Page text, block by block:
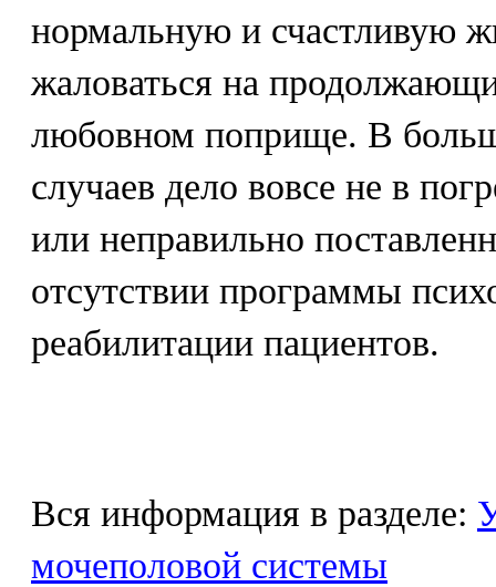
нормальную и счастливую
жаловаться на
любовном поприще. В
случаев дело вовсе не в
или неправильно
отсутствии программы
реабилитации пациентов.
Вся информация в разделе:
мочеполовой системы